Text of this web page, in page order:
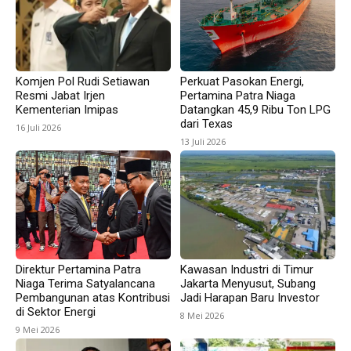
Komjen Pol Rudi Setiawan
Resmi Jabat Irjen
Kementerian Imipas
16 Juli 2026
Perkuat Pasokan Energi,
Pertamina Patra Niaga
Datangkan 45,9 Ribu Ton LPG
dari Texas
13 Juli 2026
Direktur Pertamina Patra
Niaga Terima Satyalancana
Pembangunan atas Kontribusi
di Sektor Energi
9 Mei 2026
Kawasan Industri di Timur
Jakarta Menyusut, Subang
Jadi Harapan Baru Investor
8 Mei 2026